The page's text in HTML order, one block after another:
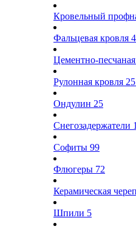
Кровельный
Фальцевая кровля
Цементно-
Рулонная кровля
Ондулин 25
Снегозадержатели
Софиты 99
Флюгеры 72
Керамическая
Шпили 5